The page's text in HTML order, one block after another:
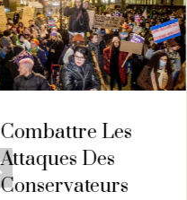
Combattre Les
Attaques Des
Conservateurs